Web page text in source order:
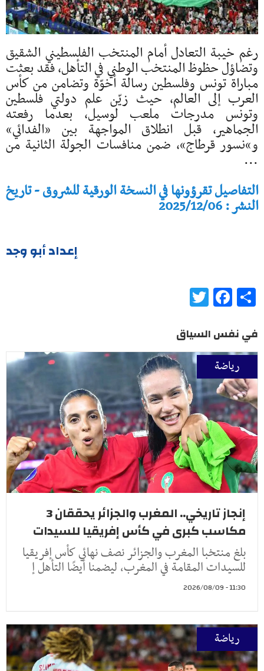
رغم خيبة التعادل أمام المنتخب الفلسطيني الشقيق
وتضاؤل حظوظ المنتخب الوطني في التأهل، فقد بعثت
مباراة تونس وفلسطين رسالة أخوّة وتضامن من كأس
العرب إلى العالم، حيث زيّن علم دولتي فلسطين
وتونس مدرجات ملعب لوسيل، بعدما رفعته
الجماهير، قبل انطلاق المواجهة بين «الفدائي»
و»نسور قرطاج»، ضمن منافسات الجولة الثانية من
...
التفاصيل تقرؤونها في النسخة الورقية للشروق - تاريخ
النشر : 2025/12/06
إعداد أبو وجد
Share
Facebook
في نفس السياق
رياضة
إنجاز تاريخي.. المغرب والجزائر يحققان 3
مكاسب كبرى في كأس إفريقيا للسيدات
بلغ منتخبا المغرب والجزائر نصف نهائي كأس إفريقيا
للسيدات المقامة في المغرب، ليضمنا أيضًا التأهل إ
11:30 - 2026/08/09
رياضة